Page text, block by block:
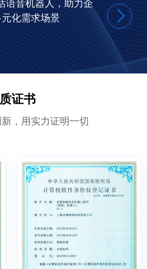
语音机器人，助力企
化需求场景
证书
，用实力证明一切